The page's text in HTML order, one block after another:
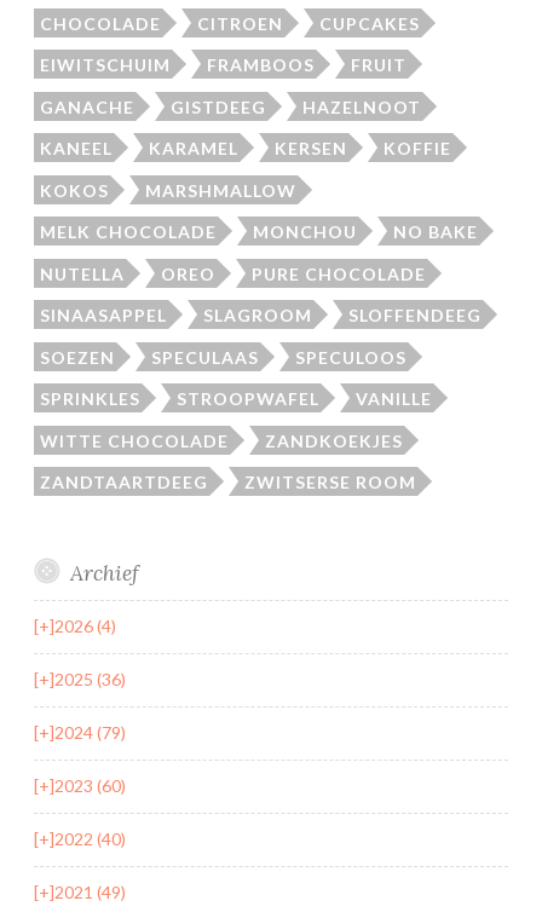
CHOCOLADE CITROEN CUPCAKES
EIWITSCHUIM FRAMBOOS FRUIT
GANACHE GISTDEEG HAZELNOOT
KANEEL KARAMEL KERSEN KOFFIE
KOKOS MARSHMALLOW
MELK CHOCOLADE MONCHOU NO BAKE
NUTELLA OREO PURE CHOCOLADE
SINAASAPPEL SLAGROOM SLOFFENDEEG
SOEZEN SPECULAAS SPECULOOS
SPRINKLES STROOPWAFEL VANILLE
WITTE CHOCOLADE ZANDKOEKJES
ZANDTAARTDEEG ZWITSERSE ROOM
Archief
[+]2026 (4)
[+]2025 (36)
[+]2024 (79)
[+]2023 (60)
[+]2022 (40)
[+]2021 (49)